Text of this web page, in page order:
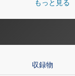
もっと見る
収録物